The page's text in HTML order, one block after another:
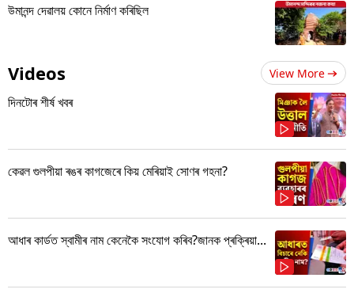
উমানন্দ দেৱালয় কোনে নিৰ্মাণ কৰিছিল
Videos View More
দিনটোৰ শীৰ্ষ খবৰ
কেৱল গুলপীয়া ৰঙৰ কাগজেৰে কিয় মেৰিয়াই সোণৰ গহনা?
আধাৰ কাৰ্ডত স্বামীৰ নাম কেনেকৈ সংযোগ কৰিব?জানক প্ৰক্ৰিয়া...